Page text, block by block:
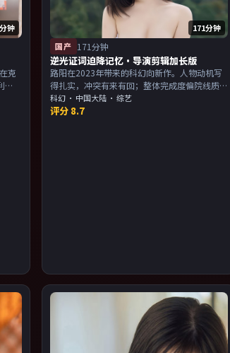
钟
克
171分钟
国产 171分钟
逆光证词迫降记忆·导演剪辑加长版
路阳在2023年带来的科幻向新作。人物动机写
得扎实，冲突有来有回；整体完成度偏院线质
感。主演以演技派为主，适合喜欢强叙事与人
物关系的观众加入片单。
科幻 · 中国大陆 · 综艺
评分 8.7